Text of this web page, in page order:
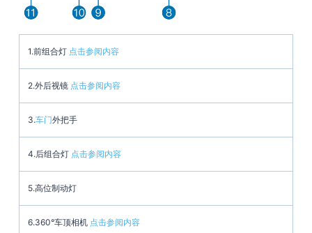
1.前组合灯 点击参阅内容
2.外后视镜 点击参阅内容
3.车门外把手
4.后组合灯 点击参阅内容
5.高位制动灯
6.360°车顶相机 点击参阅内容